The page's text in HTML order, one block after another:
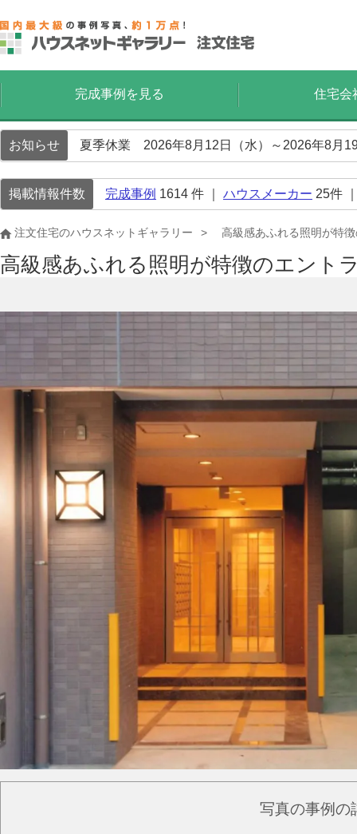
完成事例を見る 住宅会
お知らせ 夏季休業 2026年8月12日（水）～2026年8月
掲載情報件数 完成事例 1614 件 ｜ ハウスメーカー 25件
注文住宅のハウスネットギャラリー 高級感あふれる照明が特
高級感あふれる照明が特徴のエント
写真の事例の